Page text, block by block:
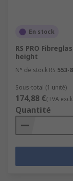
En stock
RS PRO
height
N° de stock RS 553-
Sous-total (1 unité)
174,88 €(TVA
Quantité